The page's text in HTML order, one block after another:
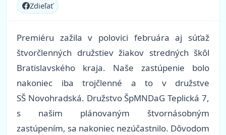
Zdieľať
Premiéru zažila v polovici februára aj súťaž
štvorčlenných družstiev žiakov stredných škôl
Bratislavského kraja. Naše zastúpenie bolo
nakoniec iba trojčlenné a to v družstve
SŠ Novohradská. Družstvo ŠpMNDaG Teplická 7,
s našim plánovaným štvornásobným
zastúpením, sa nakoniec nezúčastnilo. Dôvodom